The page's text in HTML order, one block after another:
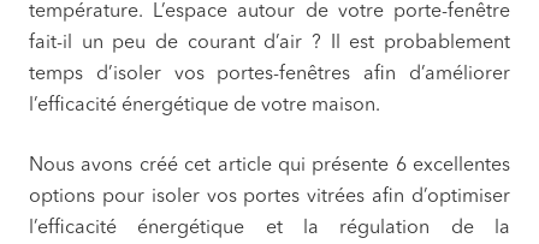
température. L’espace autour de votre porte-fenêtre
fait-il un peu de courant d’air ? Il est probablement
temps d’isoler vos portes-fenêtres afin d’améliorer
l’efficacité énergétique de votre maison.
Nous avons créé cet article qui présente 6 excellentes
options pour isoler vos portes vitrées afin d’optimiser
l’efficacité énergétique et la régulation de la